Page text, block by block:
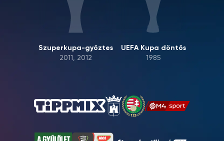
Szuperkupa-győztes
2011, 2012
UEFA Kupa döntős
1985